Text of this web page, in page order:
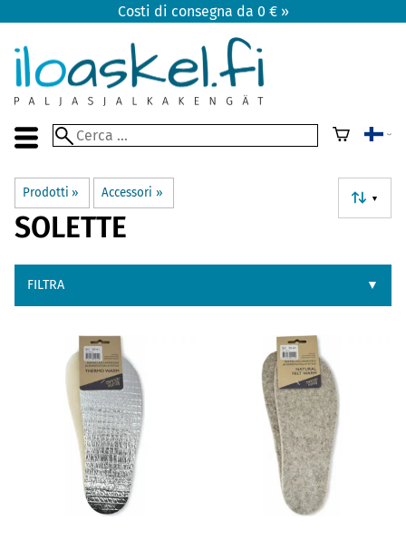
Costi di consegna da 0 € »
Prodotti ‪» Accessori ‪» ▼
SOLETTE
FILTRA ▼